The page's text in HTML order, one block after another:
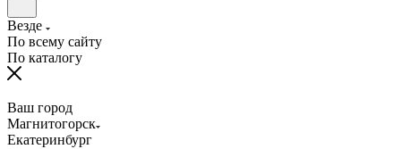
Везде
По всему сайту
По каталогу
Ваш город
Магнитогорск
Екатеринбург